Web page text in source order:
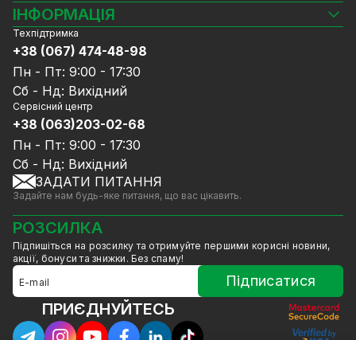
Камери відеоспостереження
Відеореєстратори
Комплекти відеоспостереження
СКУД
Джерела живлення
Мережеве обладнання
Ноутбуки та комп'ютери
Аксесуари
Акції
Знижені в ціні товари
GreenVision знижки
Мерч від GreenVision
Товари для дому
Товари зняті з виробництва
ІНФОРМАЦІЯ
Блог
Доставка та оплата
Гарантія та Сервісне обслуговування
Політика конфіденційності
Договір публічної оферти
Співпраця
Послуги
Калькулятор розрахунку обсягу HDD
Техпідтримка
+38 (067) 474-48-98
Пн - Пт: 9:00 - 17:30
Сб - Нд: Вихідний
Сервісний центр
+38 (063)203-02-68
Пн - Пт: 9:00 - 17:30
Сб - Нд: Вихідний
ЗАДАТИ ПИТАННЯ
Задайте нам будь-яке питання, що вас цікавить.
РОЗСИЛКА
Підпишіться на розсилку та отримуйте першими корисні новини,
акції, бонуси та знижки. Без спаму!
Підписатися
ПРИЄДНУЙТЕСЬ